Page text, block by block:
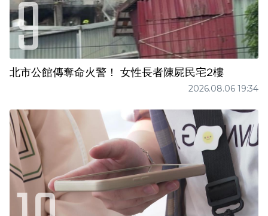
北市公館傳奪命火警！ 女性長者陳屍民宅2樓
2026.08.06 19:34